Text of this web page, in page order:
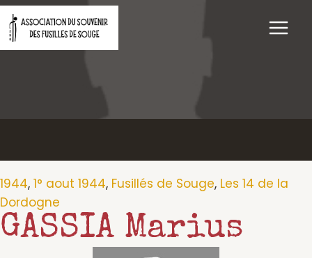
Aller
au
contenu
1944, 1° aout 1944, Fusillés de Souge, Les 14 de la
Dordogne
GASSIA Marius